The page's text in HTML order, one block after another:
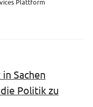
Plattform
Sachen
Politik zu